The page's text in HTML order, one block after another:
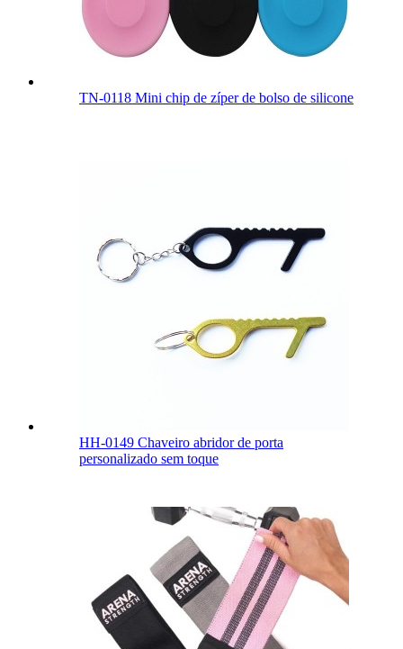
TN-0118 Mini chip de zíper de bolso de silicone
HH-0149 Chaveiro abridor de porta
personalizado sem toque